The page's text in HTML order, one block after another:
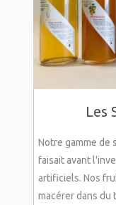
Les
Notre gamme de
faisait avant
artificiels. Nos
macérer dans du